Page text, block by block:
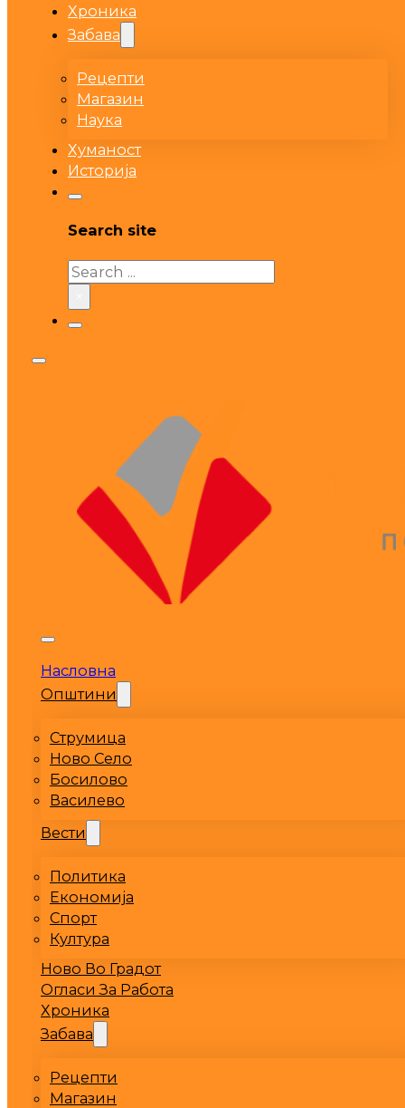
Хроника
Забава
Рецепти
Магазин
Наука
Хуманост
Историја
Search site
Search
Насловна
Општини
Струмица
Ново Село
Босилово
Василево
Вести
Политика
Економија
Спорт
Култура
Ново Во Градот
Огласи За Работа
Хроника
Забава
Рецепти
Магазин